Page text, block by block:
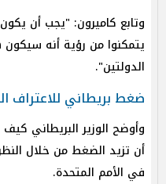
وتابع كاميرون: "يجب أن
يتمكنوا من رؤية أنه
الدولتين".
ضغط بريطاني للاعتراف
وأوضح الوزير البريطاني
أن تزيد الضغط من خلال
في الأمم المتحدة.